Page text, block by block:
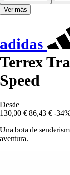
Ver más
adidas
Terrex
Speed
Desde
130,00 € 86,43 € -34%
Una bota de
aventura.